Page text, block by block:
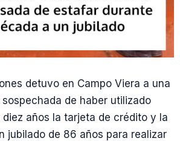
detuvo en Campo Viera a una
de haber utilizado
años la tarjeta de crédito y la
jubilado de 86 años para realizar